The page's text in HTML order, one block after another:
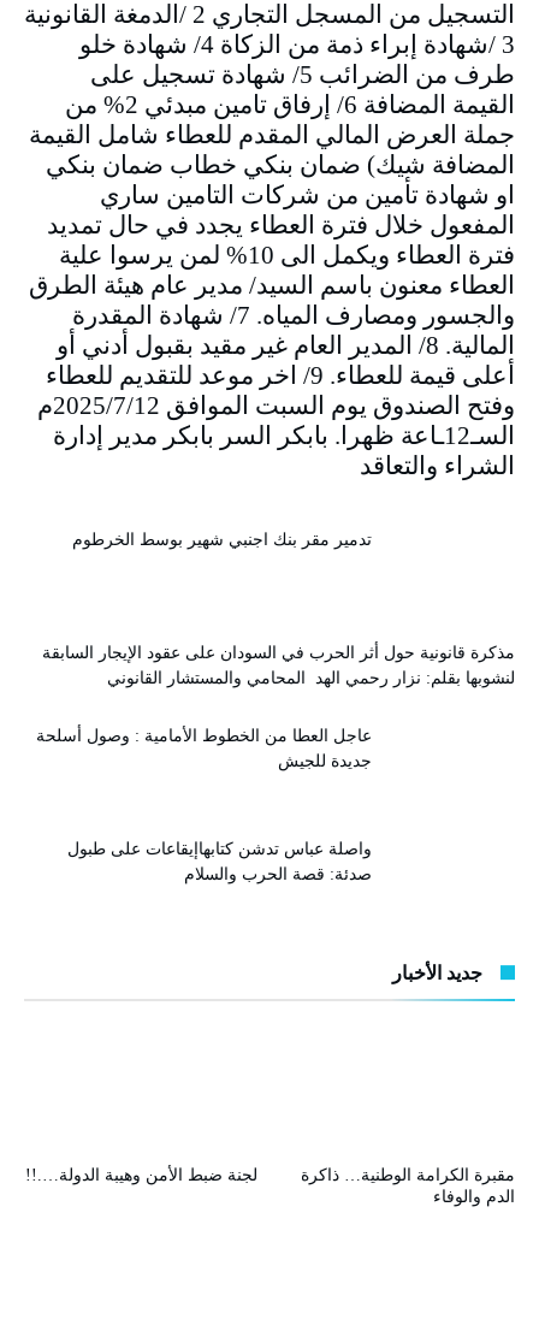
التسجيل من المسجل التجاري 2 /الدمغة القانونية
3 /شهادة إبراء ذمة من الزكاة 4/ شهادة خلو
طرف من الضرائب 5/ شهادة تسجيل على
القيمة المضافة 6/ إرفاق تامين مبدئي 2% من
جملة العرض المالي المقدم للعطاء شامل القيمة
المضافة شيك) ضمان بنكي خطاب ضمان بنكي
او شهادة تأمين من شركات التامين ساري
المفعول خلال فترة العطاء يجدد في حال تمديد
فترة العطاء ويكمل الى 10% لمن يرسوا علية
العطاء معنون باسم السيد/ مدير عام هيئة الطرق
والجسور ومصارف المياه. 7/ شهادة المقدرة
المالية. 8/ المدير العام غير مقيد بقبول أدني أو
أعلى قيمة للعطاء. 9/ اخر موعد للتقديم للعطاء
وفتح الصندوق يوم السبت الموافق 2025/7/12م
السـ12ـاعة ظهرا. بابكر السر بابكر مدير إدارة
الشراء والتعاقد
تدمير مقر بنك اجنبي شهير بوسط الخرطوم
مذكرة قانونية حول أثر الحرب في السودان على عقود الإيجار السابقة
لنشوبها بقلم: نزار رحمي الهد المحامي والمستشار القانوني
عاجل العطا من الخطوط الأمامية : وصول أسلحة
جديدة للجيش
واصلة عباس تدشن كتابهاإيقاعات على طبول
صدئة: قصة الحرب والسلام
جديد الأخبار
لجنة ضبط الأمن وهيبة الدولة….!!
مقبرة الكرامة الوطنية… ذاكرة
الدم والوفاء